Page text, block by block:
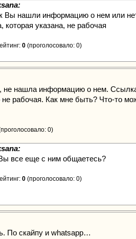
Вы нашли информацию о нем или
которая указана, не рабочая
0 (проголосовало: 0)
не нашла информацию о нем.
не рабочая. Как мне быть? Что-то
0)
все еще с ним общаетесь?
0 (проголосовало: 0)
По скайпу и whatsapp…